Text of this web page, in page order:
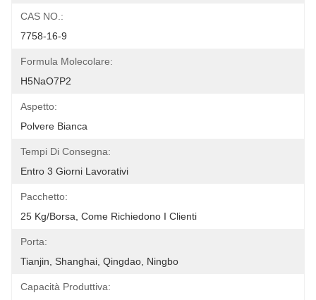
CAS NO.:
7758-16-9
Formula Molecolare:
H5NaO7P2
Aspetto:
Polvere Bianca
Tempi Di Consegna:
Entro 3 Giorni Lavorativi
Pacchetto:
25 Kg/borsa, Come Richiedono I Clienti
Porta:
Tianjin, Shanghai, Qingdao, Ningbo
Capacità Produttiva: